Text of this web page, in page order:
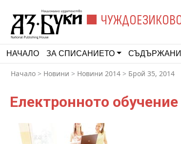
НАЧАЛО ЗА СПИСАНИЕТО
Начало > Новини > Новини 2014 > Брой 35, 2014
Електронното